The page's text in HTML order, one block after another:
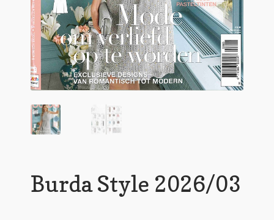
Burda Style 2026/03